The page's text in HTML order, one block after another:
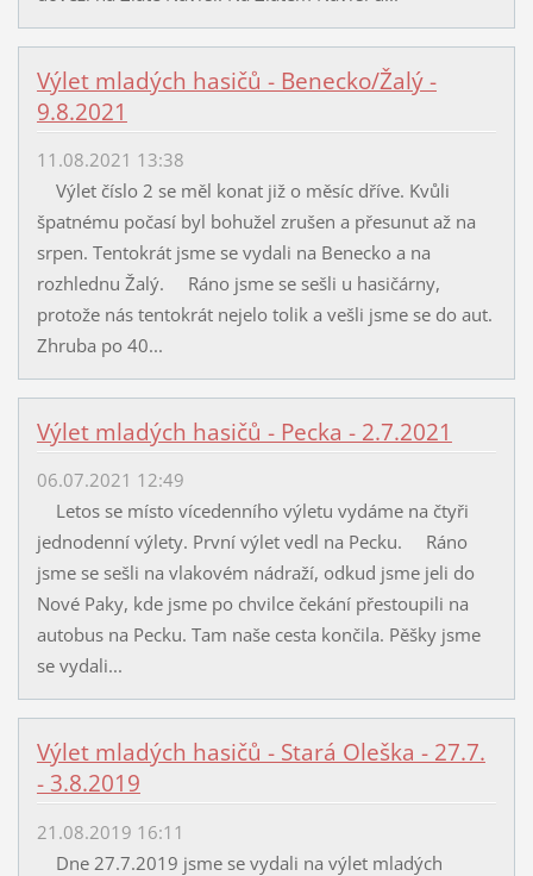
Výlet mladých hasičů - Benecko/Žalý -
9.8.2021
11.08.2021 13:38
Výlet číslo 2 se měl konat již o měsíc dříve. Kvůli
špatnému počasí byl bohužel zrušen a přesunut až na
srpen. Tentokrát jsme se vydali na Benecko a na
rozhlednu Žalý. Ráno jsme se sešli u hasičárny,
protože nás tentokrát nejelo tolik a vešli jsme se do aut.
Zhruba po 40...
Výlet mladých hasičů - Pecka - 2.7.2021
06.07.2021 12:49
Letos se místo vícedenního výletu vydáme na čtyři
jednodenní výlety. První výlet vedl na Pecku. Ráno
jsme se sešli na vlakovém nádraží, odkud jsme jeli do
Nové Paky, kde jsme po chvilce čekání přestoupili na
autobus na Pecku. Tam naše cesta končila. Pěšky jsme
se vydali...
Výlet mladých hasičů - Stará Oleška - 27.7.
- 3.8.2019
21.08.2019 16:11
Dne 27.7.2019 jsme se vydali na výlet mladých